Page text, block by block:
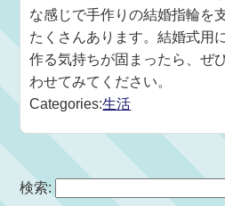
な感じで手作りの結婚指輪を
たくさんあります。結婚式用
作る気持ちが固まったら、ぜ
わせてみてください。
Categories:生活
検索: